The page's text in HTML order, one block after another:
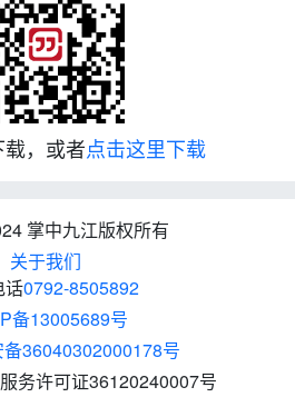
，或者点击这里下载
掌中九江版权所有
关于我们
话0792-8505892
备13005689号
36040302000178号
务许可证36120240007号